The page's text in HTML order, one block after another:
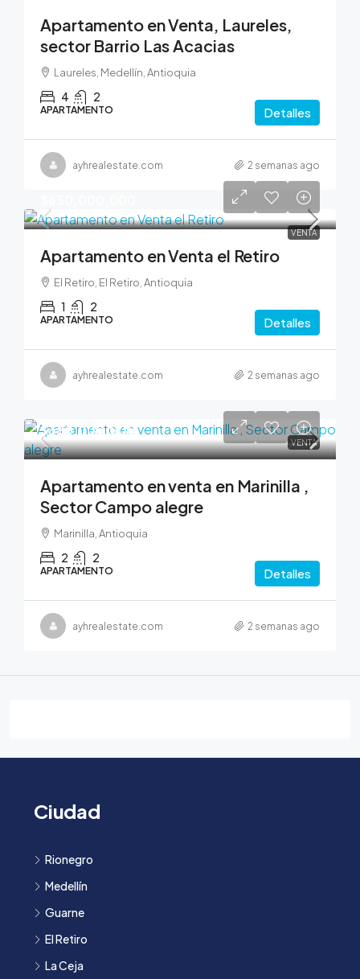
Apartamento en Venta, Laureles,
sector Barrio Las Acacias
Laureles, Medellín, Antioquia
4 2
APARTAMENTO Detalles
ayhrealestate.com 2 semanas ago
VENTA
Apartamento en Venta el Retiro
El Retiro, El Retiro, Antioquia
1 2
APARTAMENTO Detalles
ayhrealestate.com 2 semanas ago
VENTA
$380,000,000
Apartamento en venta en Marinilla ,
Sector Campo alegre
Marinilla, Antioquia
2 2
APARTAMENTO Detalles
ayhrealestate.com 2 semanas ago
Ciudad
Rionegro
Medellín
Guarne
El Retiro
La Ceja